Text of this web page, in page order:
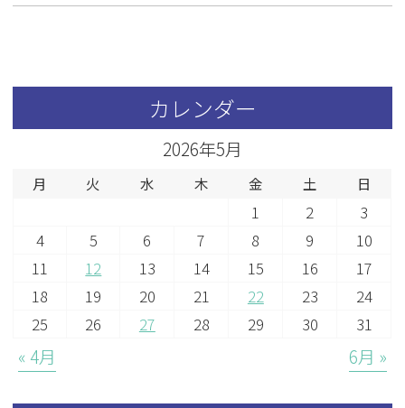
カレンダー
2026年5月
月 火 水 木 金 土 日
1 2
3
4
5 6 7 8 9
10
11
12 13 14 15 16
17
18
19 20 21 22 23
24
25
26 27 28 29 30 31
« 4月 6月 »